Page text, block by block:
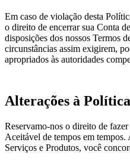
Em caso de violação desta
o direito de encerrar sua Conta
disposições dos nossos Termos
circunstâncias assim exigirem,
apropriados às autoridades
Alterações à
Reservamo-nos o direito de
Aceitável de tempos em
Serviços e Produtos, você